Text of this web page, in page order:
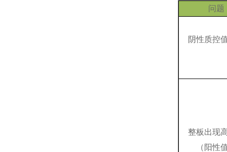
问题
阴性质控
整板出现
（阳性